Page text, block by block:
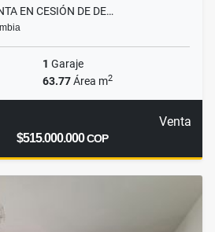
EN CESIÓN DE DE…
1 Garaje
63.77Área m2
Venta
$515.000.000COP